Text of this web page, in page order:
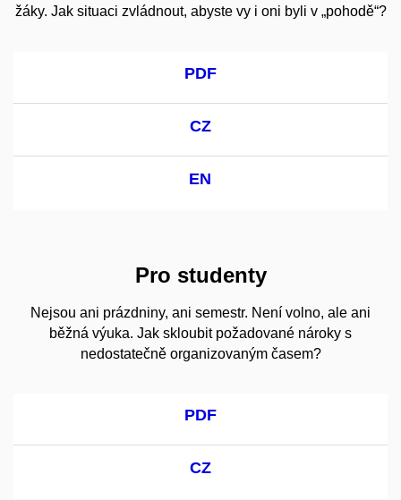
žáky. Jak situaci zvládnout, abyste vy i oni byli v „pohodě“?
PDF
CZ
EN
Pro studenty
Nejsou ani prázdniny, ani semestr. Není volno, ale ani
běžná výuka. Jak skloubit požadované nároky s
nedostatečně organizovaným časem?
PDF
CZ